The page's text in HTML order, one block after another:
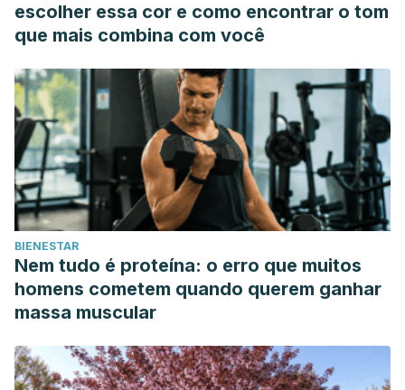
escolher essa cor e como encontrar o tom
que mais combina com você
BIENESTAR
Nem tudo é proteína: o erro que muitos
homens cometem quando querem ganhar
massa muscular